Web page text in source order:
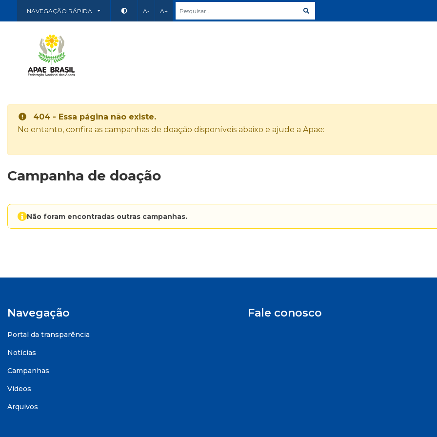
NAVEGAÇÃO RÁPIDA A- A+
404 - Essa página não existe.
No entanto, confira as campanhas de doação disponíveis abaixo e ajude a Apae:
Campanha de doação
Não foram encontradas outras campanhas.
Navegação
Portal da transparência
Notícias
Campanhas
Videos
Arquivos
Fale conosco